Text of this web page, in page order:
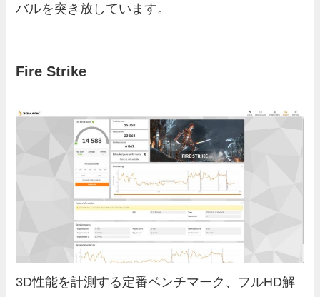
バルを突き放しています。
Fire Strike
3D性能を計測する定番ベンチマーク、フルHD解